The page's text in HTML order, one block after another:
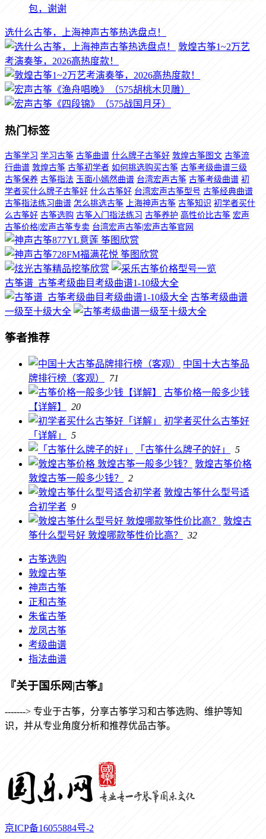
包，谢谢
选什么古筝，上海神声古筝热选盘点！
敦煌古筝1~2万艺
考演奏筝，2026高热度款！
热门标签
古筝学习 学习古筝 古筝曲谱 什么牌子古筝好 敦煌古筝图文 古筝流
行曲谱 敦煌古筝 古筝初学者 如何挑选购买古筝 古筝考级曲谱三级
古筝保养 古筝指法 玉面小嫣然曲谱 台湾宏声古筝 古筝考级曲谱 初
学者买什么牌子古筝好 什么古筝好 台湾宏声古筝型号 古筝经典曲谱
古筝指法练习曲谱 怎么挑选古筝 上海神声古筝 古筝知识 初学者买什
么古筝好 古筝选购 古筝入门指法练习 古筝养护 高性价比古筝 宏声
古筝价格|宏声古筝专卖 台湾宏声古筝|宏声古筝官网
古筝谱_古筝考级曲目考级曲谱1-10级大全
古筝考级曲谱
一级至十级大全
筝者推荐
中国十大古筝品
牌排行榜（客观）
71
古筝价格一般多少钱
【详解】
20
初学者买什么古筝好
「详解」
5
「古筝什么牌子的好」
5
敦煌古筝价格
敦煌古筝一般多少钱？
2
敦煌古筝什么型号适
合初学者 9
敦煌古
筝什么型号好 敦煌哪款筝性价比高？
32
古筝选购
敦煌古筝
神声古筝
正和古筝
朱雀古筝
龙凤古筝
考级曲谱
指法曲谱
『关于国乐网|古筝』
-------> 专业于古筝，分享古筝学习和古筝选购、维护等知
识，并从专业角度分析和推荐优品古筝。
京ICP备16055884号-2